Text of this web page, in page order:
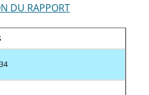
DU RAPPORT